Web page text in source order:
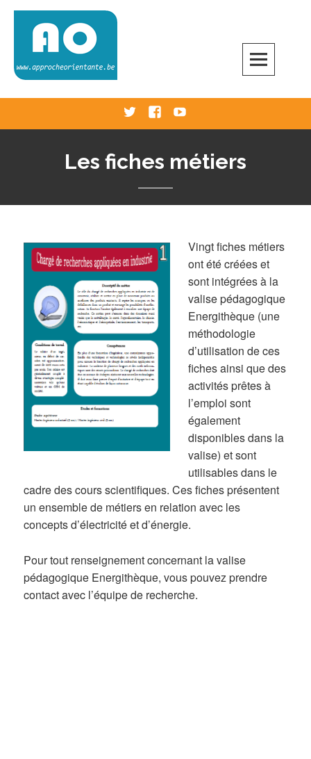
Skip
TwitterFacebookYoutube
Les fiches métiers
Vingt fiches métiers
ont été créées et
sont intégrées à la
valise pédagogique
Energithèque (une
méthodologie
d’utilisation de ces
fiches ainsi que des
activités prêtes à
l’emploi sont
également
disponibles dans la
valise) et sont
utilisables dans le
cadre descours scientifiques. Ces fiches présentent
un ensemble de métiers en relation avec les
concepts d’électricité et d’énergie.
Pour tout renseignement concernant la valise
pédagogique Energithèque, vous pouvez prendre
contact avec l’équipe de recherche.